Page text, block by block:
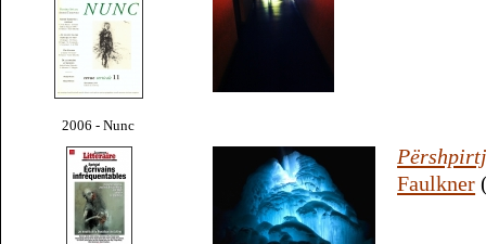
2006 - Nunc
Faulkner